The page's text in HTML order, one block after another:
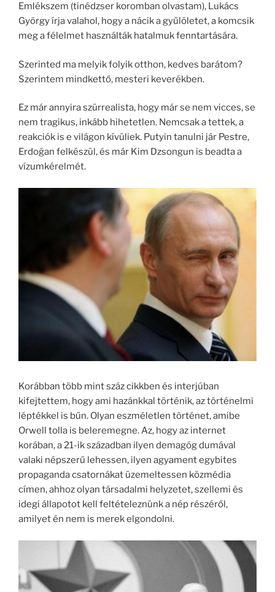
Emlékszem (tinédzser koromban olvastam), Lukács
György írja valahol, hogy a nácik a gyűlöletet, a komcsik
meg a félelmet használták hatalmuk fenntartására.
Szerinted ma melyik folyik otthon, kedves barátom?
Szerintem mindkettő, mesteri keverékben.
Ez már annyira szürrealista, hogy már se nem vicces, se
nem tragikus, inkább hihetetlen. Nemcsak a tettek, a
reakciók is e világon kívüliek. Putyin tanulni jár Pestre,
Erdoğan felkészül, és már Kim Dzsongun is beadta a
vízumkérelmét.
Korábban több mint száz cikkben és interjúban
kifejtettem, hogy ami hazánkkal történik, az történelmi
léptékkel is bűn. Olyan eszméletlen történet, amibe
Orwell tolla is beleremegne. Az, hogy az internet
korában, a 21-ik században ilyen demagóg dumával
valaki népszerű lehessen, ilyen agyament egybites
propaganda csatornákat üzemeltessen közmédia
címen, ahhoz olyan társadalmi helyzetet, szellemi és
idegi állapotot kell feltételeznünk a nép részéről,
amilyet én nem is merek elgondolni.